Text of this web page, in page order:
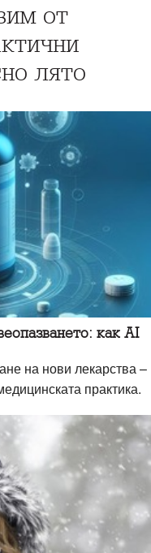
от
лято
как AI
на нови лекарства –
практика.